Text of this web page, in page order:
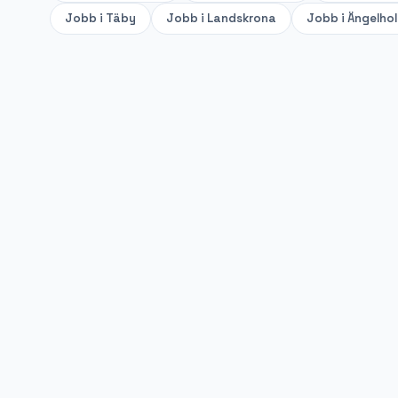
Jobb i Täby Jobb i Landskrona Jobb i